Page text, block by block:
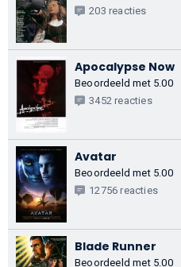
203 reacties
Apocalypse Now
Beoordeeld met 5.00
3452 reacties
Avatar
Beoordeeld met 5.00
12756 reacties
Blade Runner
Beoordeeld met 5.00